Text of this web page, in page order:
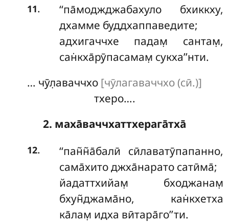
11.
‘‘па̄моджджабахуло бхиккху,
дхамме буддхаппаведите;
адхигаччхе падам̣ сантам̣,
сан̇кха̄рӯпасамам̣ сукха’’нти.
… чӯл̣аваччхо [чӯлагаваччхо (сӣ.)]
тхеро….
2. маха̄ваччхаттхерага̄тха̄
12.
‘‘пан̃н̃а̄балӣ сӣлаватӯпапанно,
сама̄хито джха̄нарато сатӣма̄;
йадаттхийам̣ бходжанам̣
бхун̃джама̄но, кан̇кхетха
ка̄лам̣ идха вӣтара̄го’’ти.